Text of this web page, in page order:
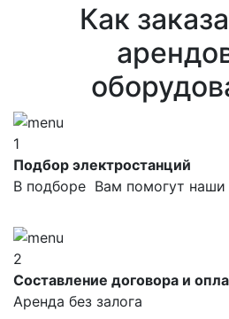
Как
1
Подбор электростанций
В подборе Вам помогут наши
2
Составление договора и
Аренда без залога